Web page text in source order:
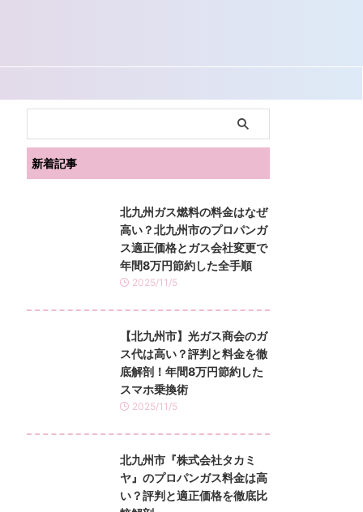
新着記事
北九州ガス燃料の料金はなぜ
高い？北九州市のプロパンガ
ス適正価格とガス会社変更で
年間8万円節約した全手順
2025/11/5
【北九州市】光ガス商会のガ
ス代は高い？評判と料金を徹
底解剖！年間8万円節約した
スマホ乗換術
2025/11/5
北九州市『株式会社タカミ
ヤ』のプロパンガス料金は高
い？評判と適正価格を徹底比